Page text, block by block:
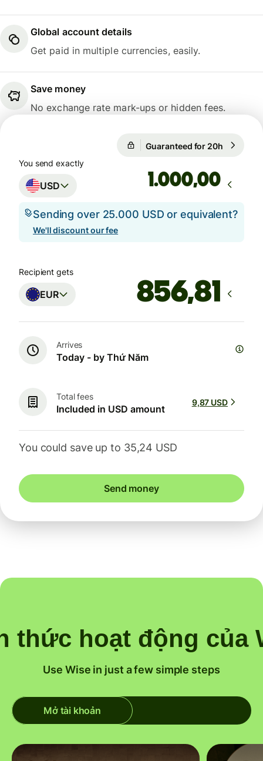
Global account details
Get paid in multiple currencies, easily.
Save money
No exchange rate mark-ups or hidden fees.
Guaranteed for 20h
You send exactly
USD ,00
Sending over 25.000 USD or equivalent?
We'll discount our fee
Recipient gets
EUR
Arrives
Today - by Thứ Năm
Total fees
Included in USD amount
9,87 USD
You could save up to 35,24 USD
Send money
thức hoạt động của
Use Wise in just a few simple steps
Mở tài khoản